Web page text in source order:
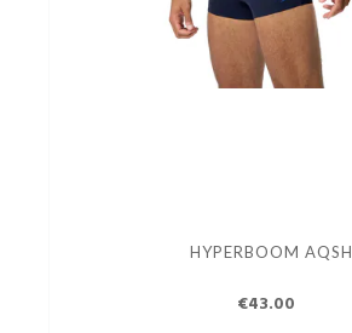
HYPERBOOM AQSH
€43.00